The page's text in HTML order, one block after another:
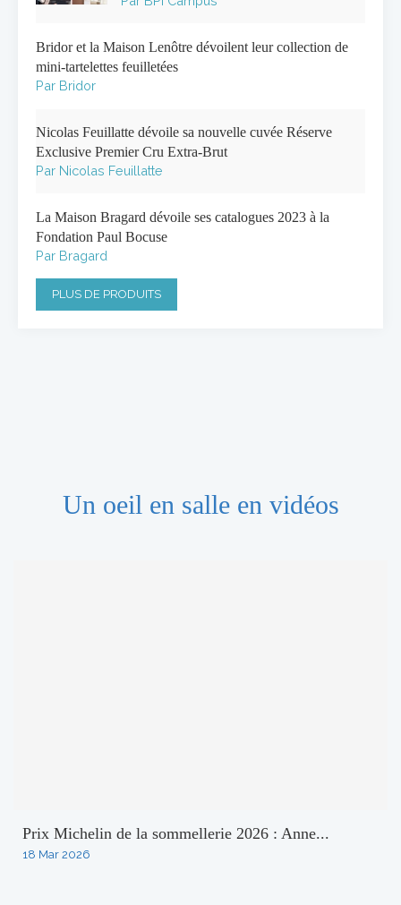
Bridor et la Maison Lenôtre dévoilent leur collection de
mini-tartelettes feuilletées
Par Bridor
Nicolas Feuillatte dévoile sa nouvelle cuvée Réserve
Exclusive Premier Cru Extra-Brut
Par Nicolas Feuillatte
La Maison Bragard dévoile ses catalogues 2023 à la
Fondation Paul Bocuse
Par Bragard
PLUS DE PRODUITS
Un oeil en salle en vidéos
Prix Michelin de la sommellerie 2026 : Anne...
18 Mar 2026